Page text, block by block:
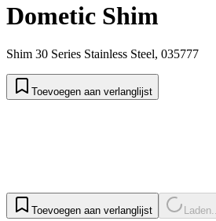
Dometic Shim
Shim 30 Series Stainless Steel, 035777
Toevoegen aan verlanglijst
Toevoegen aan verlanglijst Laden...